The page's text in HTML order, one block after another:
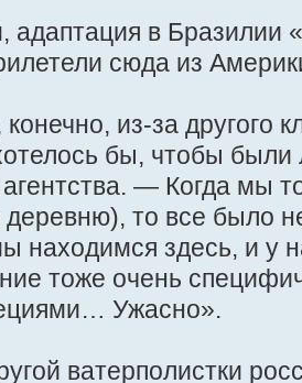
адаптация в Бразилии
сюда из
из-за другого
бы, чтобы
— Когда мы
то все было
находимся здесь, и у
тоже очень
Ужасно».
ватерполистки